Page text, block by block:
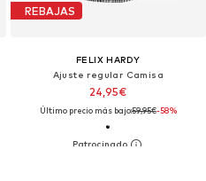
REBAJAS
FELIX HARDY
Ajuste regular Camisa
24,95€
Último precio más bajo:59,95€-58%